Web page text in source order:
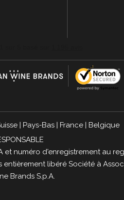
| Pays-Bas | France | Belgique
et numéro d'enregistrement au
libéré Société à
Brands S.p.A.